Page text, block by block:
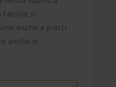
tavola si
anche a piatti
anche in